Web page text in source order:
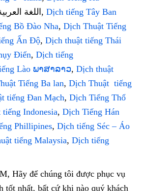
اللغة العربية, Dịch tiếng Tây Ban
Bồ Đào Nha, Dịch Thuật Tiếng
Ấn Độ, Dịch thuật tiếng Thái
Điển, Dịch tiếng
Lào ພາສາລາວ, Dịch thuật
Tiếng Ba lan, Dịch Thuật tiếng
tiếng Đan Mạch, Dịch Tiếng Thổ
Indonesia, Dịch Tiếng Hán
Phillipines, Dịch tiếng Séc – Áo
tiếng Malaysia, Dịch tiếng
Hãy để chúng tôi được phục vụ
tốt nhất, bất cứ khi nào quý khách